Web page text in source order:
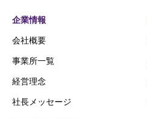
企業情報
会社概要
事業所一覧
経営理念
社長メッセージ